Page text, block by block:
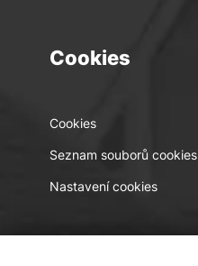
Cookies
Cookies
Seznam souborů cookies
Nastavení cookies